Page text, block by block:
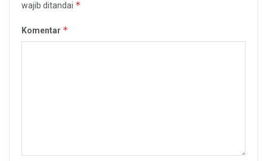
wajib ditandai *
Komentar *